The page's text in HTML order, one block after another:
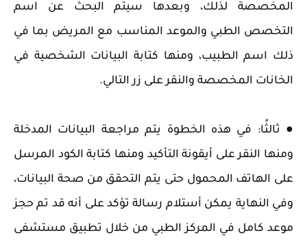
المخصصة لذلك، وبعدها سيتم البحث عن اسم
التخصص الطبي والموعد المناسب مع المريض بما في
ذلك اسم الطبيب، ومنها كتابة البيانات الشخصية في
الخانات المخصصة والنقر على زر التالي.
● ثالثًا: في هذه الخطوة يتم مراجعة البيانات المدخلة
ومنها النقر على أيقونة التأكيد ومنها كتابة الكود المرسل
على الهاتف المحمول حتى يتم التحقق من صحة البيانات،
وفي النهاية يمكن أستلام رسالة تؤكد على أنه قد تم حجز
موعد كامل في المركز الطبي من خلال تطبيق مستشفى